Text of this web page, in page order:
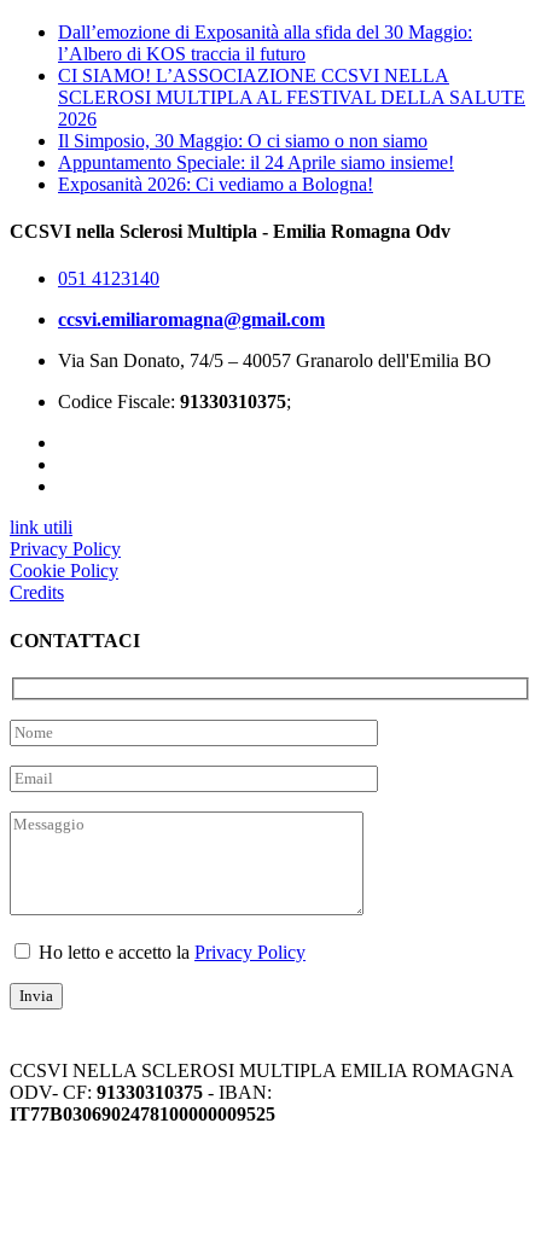
Dall’emozione di Exposanità alla sfida del 30 Maggio:
l’Albero di KOS traccia il futuro
CI SIAMO! L’ASSOCIAZIONE CCSVI NELLA
SCLEROSI MULTIPLA AL FESTIVAL DELLA SALUTE
2026
Il Simposio, 30 Maggio: O ci siamo o non siamo
Appuntamento Speciale: il 24 Aprile siamo insieme!
Exposanità 2026: Ci vediamo a Bologna!
CCSVI nella Sclerosi Multipla - Emilia Romagna Odv
051 4123140
ccsvi.emiliaromagna@gmail.com
Via San Donato, 74/5 – 40057 Granarolo dell'Emilia BO
Codice Fiscale: 91330310375;
link utili
Privacy Policy
Cookie Policy
Credits
CONTATTACI
Ho letto e accetto la Privacy Policy
CCSVI NELLA SCLEROSI MULTIPLA EMILIA ROMAGNA
ODV- CF: 91330310375 - IBAN:
IT77B0306902478100000009525